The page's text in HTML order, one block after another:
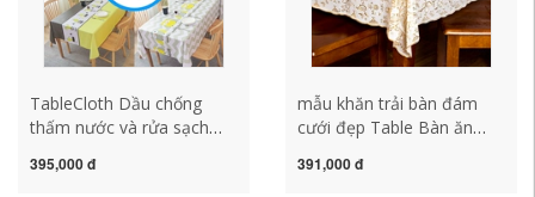
TableCloth Dầu chống
thấm nước và rửa sạch
trải bàn dùng một lần khăn
395,000 đ
mẫu khăn trải bàn đám
cưới đẹp Table Bàn ăn
thấm nước -Proof và nóng
391,000 đ